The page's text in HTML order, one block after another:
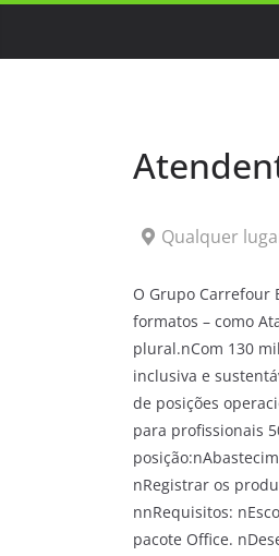
Qualquer
O Grupo Carrefour
formatos – como
plural.nCom 130
inclusiva e
de posições
para profissionais
nRegistrar os
nnRequisitos:
pacote Office.